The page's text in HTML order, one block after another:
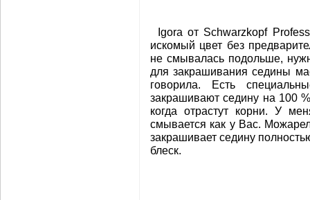
Igora от Schwarzkopf
искомый цвет без
не смывалась подольше,
для закрашивания седины
говорила. Есть
закрашивают седину на 100
когда отрастут корни. У
смывается как у Вас.
закрашивает седину
блеск.